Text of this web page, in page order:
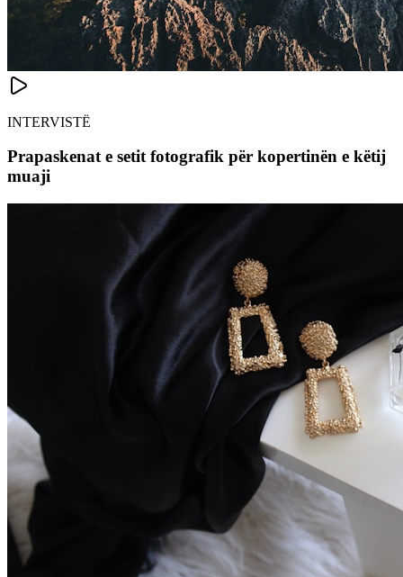
INTERVISTË
Prapaskenat e setit fotografik për kopertinën e këtij
muaji